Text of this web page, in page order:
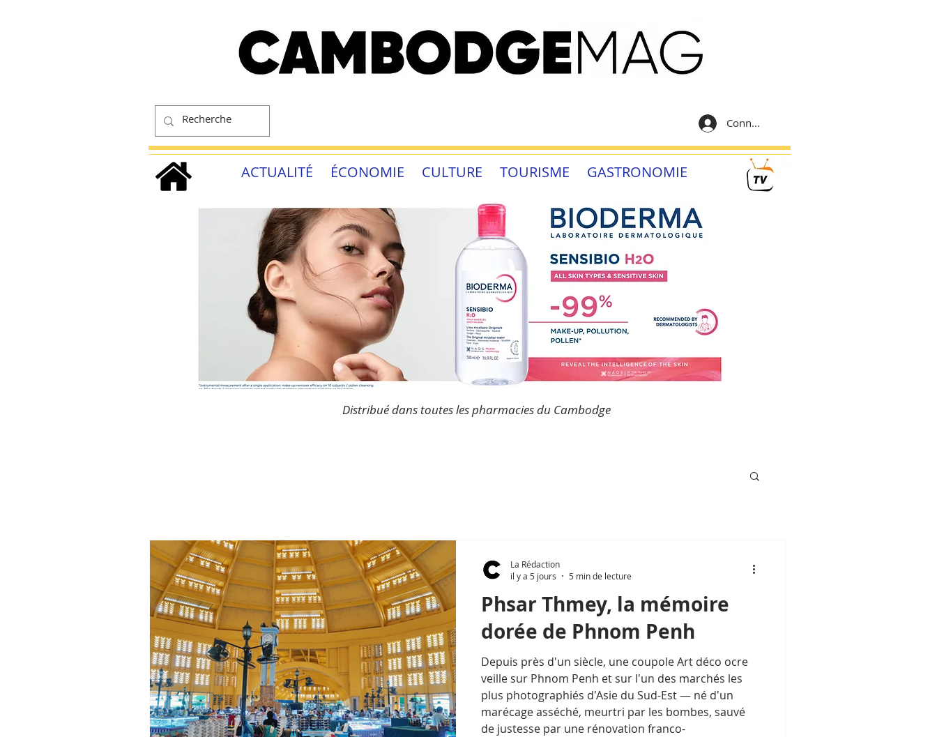
Connexion
ACTUALITÉ ÉCONOMIE CULTURE TOURISME GASTRONOMIE
Distribué dans toutes les pharmacies du Cambodge
Phsar Thmey, la mémoire
dorée de Phnom Penh
Depuis près d'un siècle, une coupole Art déco ocre
veille sur Phnom Penh et sur l'un des marchés les
plus photographiés d'Asie du Sud-Est — né d'un
marécage asséché, meurtri par les bombes, sauvé
de justesse par une rénovation franco-
La Rédaction
il y a 5 jours
5 min de lecture